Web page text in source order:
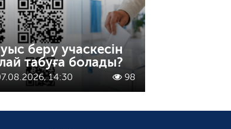
беру учаскесін
табуға болады?
14:30 98